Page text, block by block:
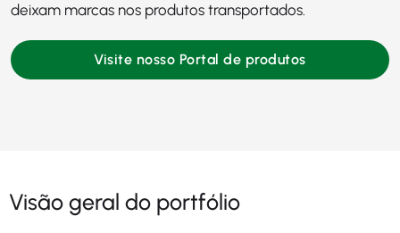
deixam marcas nos produtos transportados.
Visite nosso Portal de produtos
Visão geral do portfólio